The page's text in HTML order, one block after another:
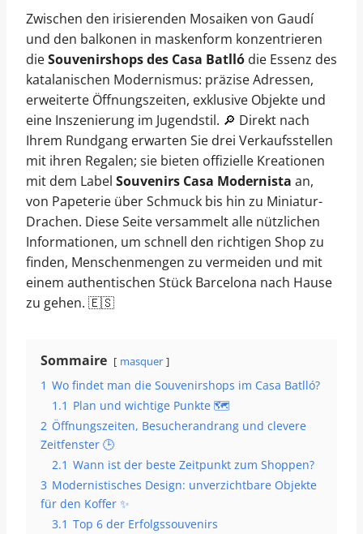
Zwischen den irisierenden Mosaiken von Gaudí
und den balkonen in maskenform konzentrieren
dieSouvenirshops des Casa Batlló die Essenz des
katalanischen Modernismus: präzise Adressen,
erweiterte Öffnungszeiten, exklusive Objekte und
eine Inszenierung im Jugendstil. 🔎 Direkt nach
Ihrem Rundgang erwarten Sie drei Verkaufsstellen
mit ihren Regalen; sie bieten offizielle Kreationen
mit dem Label Souvenirs Casa Modernista an,
von Papeterie über Schmuck bis hin zu Miniatur-
Drachen. Diese Seite versammelt alle nützlichen
Informationen, um schnell den richtigen Shop zu
finden, Menschenmengen zu vermeiden und mit
einem authentischen Stück Barcelona nach Hause
zu gehen. 🇪🇸
Sommaire masquer
1 Wo findet man die Souvenirshops im Casa Batlló?
1.1 Plan und wichtige Punkte 🗺️
2 Öffnungszeiten, Besucherandrang und clevere
Zeitfenster 🕒
2.1 Wann ist der beste Zeitpunkt zum Shoppen?
3 Modernistisches Design: unverzichtbare Objekte
für den Koffer ✨
3.1 Top 6 der Erfolgssouvenirs